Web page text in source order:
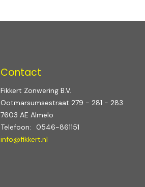
Contact
Fikkert Zonwering B.V.
Ootmarsumsestraat 279 - 281 - 283
7603 AE Almelo
Telefoon:
0546-861151
info@fikkert.nl